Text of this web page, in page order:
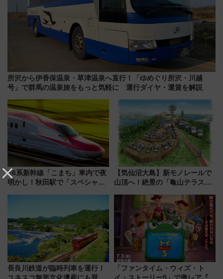
所沢から伊香保温泉・草津温泉へ直行！「ゆめぐり所沢・川越
号」で群馬の温泉旅をもっと気軽に 運行ダイヤ・運賃を解説
E6系新幹線「こまち」車内で夜
明かし！秋田駅で「スペシャル
【気仙沼大島】新モノレールで
山頂へ！絶景の「亀山テラス
暇村のお得な日帰りプランも登
場
長良川鉄道が臨時列車を運行！
ユネスコ無形文化遺産にも登録
「ファンタイム・ウィズ・ト
イ・ストーリー5」で激レア『ロ